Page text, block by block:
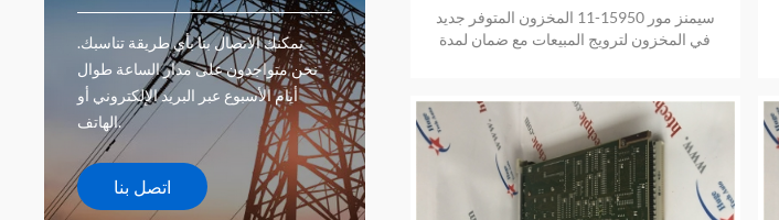
سيمنز مور 15950-11 المخزون المتوفر جديد
في المخزون لترويج المبيعات مع ضمان لمدة
يمكنك الاتصال بنا بأي طريقة تناسبك.
نحن متواجدون على مدار الساعة طوال
أيام الأسبوع عبر البريد الإلكتروني أو
الهاتف.
اتصل بنا